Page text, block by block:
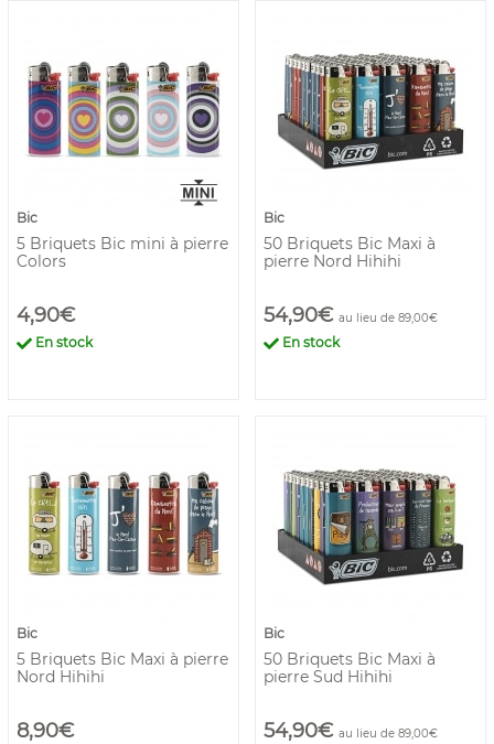
Bic
5 Briquets Bic mini à pierre
Colors
4,90€
En stock
Bic
50 Briquets Bic Maxi à
pierre Nord Hihihi
54,90€ au lieu de 89,00€
En stock
Bic
5 Briquets Bic Maxi à pierre
Nord Hihihi
8,90€
Bic
50 Briquets Bic Maxi à
pierre Sud Hihihi
54,90€ au lieu de 89,00€